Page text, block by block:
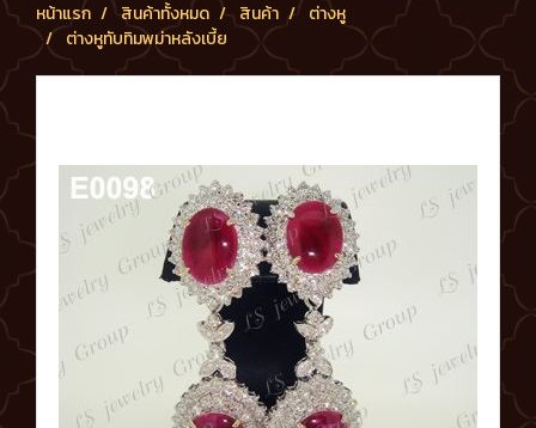
หน้าแรก สินค้าทั้งหมด สินค้า
ต่างหู
ต่างหูทับทิมพม่าหลังเบี้ย